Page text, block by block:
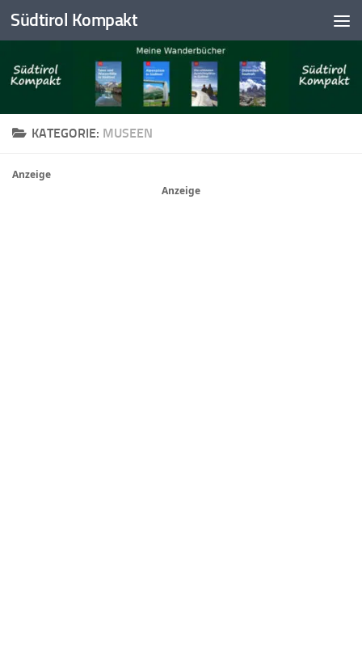
Skip to content
Südtirol Kompakt
KATEGORIE: MUSEEN
Anzeige
Anzeige